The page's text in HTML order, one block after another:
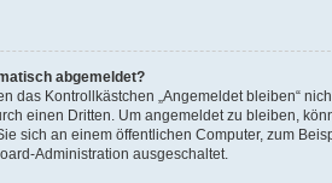
abgemeldet?
das Kontrollkästchen „Angemeldet bleiben“
einen Dritten. Um angemeldet zu bleiben,
sich an einem öffentlichen Computer, zum
Administration ausgeschaltet.